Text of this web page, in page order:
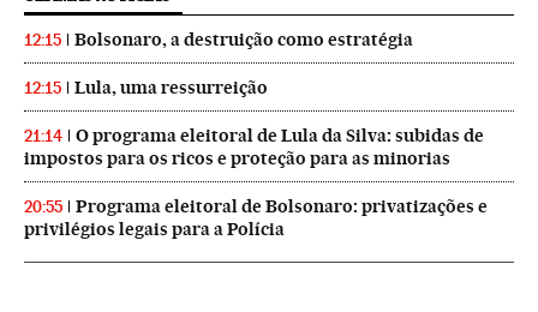
12:15 Bolsonaro, a destruição como estratégia
12:15 Lula, uma ressurreição
21:14
O programa eleitoral de Lula da Silva: subidas de
impostos para os ricos e proteção para as minorias
20:55
Programa eleitoral de Bolsonaro: privatizações e
privilégios legais para a Polícia